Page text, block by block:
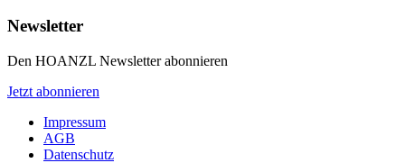
Newsletter
Den HOANZL Newsletter abonnieren
Jetzt abonnieren
Impressum
AGB
Datenschutz